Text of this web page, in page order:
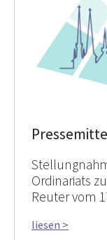
Ordinariats
Reuter vom
liesen >